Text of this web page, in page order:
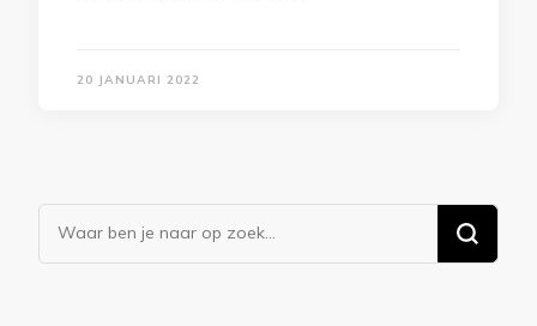
20 JANUARI 2022
Op
zoek